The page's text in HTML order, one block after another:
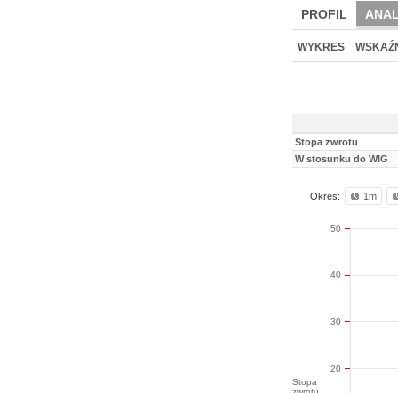
PROFIL
WYKRES
Stopa zwrotu
W stosunku do WIG
Okres: 1m
Stopa
20
30
40
50